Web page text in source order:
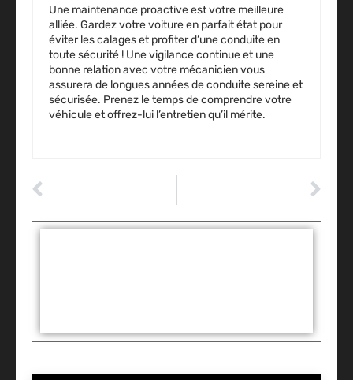
Une maintenance proactive est votre meilleure
alliée. Gardez votre voiture en parfait état pour
éviter les calages et profiter d’une conduite en
toute sécurité ! Une vigilance continue et une
bonne relation avec votre mécanicien vous
assurera de longues années de conduite sereine et
sécurisée. Prenez le temps de comprendre votre
véhicule et offrez-lui l’entretien qu’il mérite.